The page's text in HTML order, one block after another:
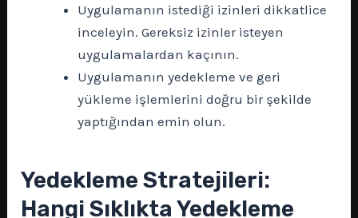
Uygulamanın istediği izinleri dikkatlice
inceleyin. Gereksiz izinler isteyen
uygulamalardan kaçının.
Uygulamanın yedekleme ve geri
yükleme işlemlerini doğru bir şekilde
yaptığından emin olun.
Yedekleme Stratejileri:
Hangi Sıklıkta Yedekleme